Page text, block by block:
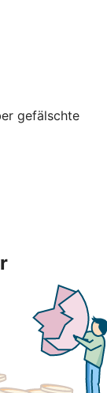
gefälschte